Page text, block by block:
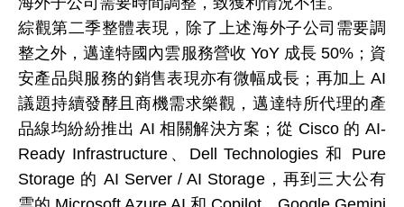
綜觀第二季整體表現，除了上述海外子公司需要調
整之外，邁達特國內雲服務營收 YoY 成長 50%；資
安產品與服務的銷售表現亦有微幅成長；再加上 AI
議題持續發酵且商機需求樂觀，邁達特所代理的產
品線均紛紛推出 AI 相關解決方案；從 Cisco 的 AI-
Ready Infrastructure、Dell Technologies 和 Pure
Storage 的 AI Server / AI Storage，再到三大公有